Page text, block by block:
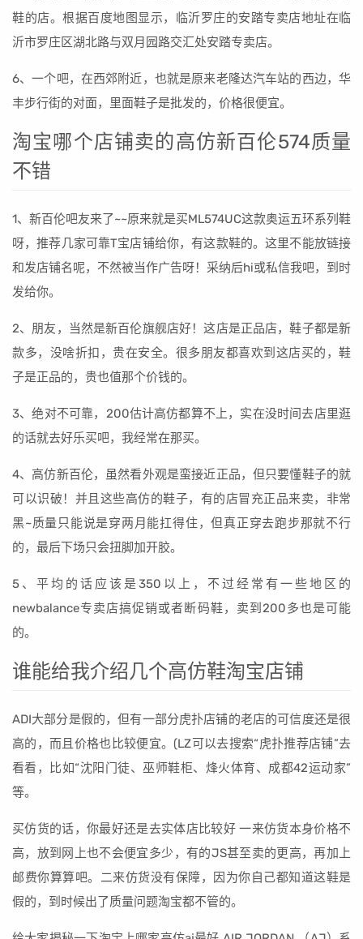
鞋的店。根据百度地图显示，临沂罗庄的安踏专卖店地址在临
沂市罗庄区湖北路与双月园路交汇处安踏专卖店。
6、一个吧，在西郊附近，也就是原来老隆达汽车站的西边，华
丰步行街的对面，里面鞋子是批发的，价格很便宜。
淘宝哪个店铺卖的高仿新百伦574质量
不错
1、新百伦吧友来了~~原来就是买ML574UC这款奥运五环系列鞋
呀，推荐几家可靠T宝店铺给你，有这款鞋的。这里不能放链接
和发店铺名呢，不然被当作广告呀！采纳后hi或私信我吧，到时
发给你。
2、朋友，当然是新百伦旗舰店好！这店是正品店，鞋子都是新
款多，没啥折扣，贵在安全。很多朋友都喜欢到这店买的，鞋
子是正品的，贵也值那个价钱的。
3、绝对不可靠，200估计高仿都算不上，实在没时间去店里逛
的话就去好乐买吧，我经常在那买。
4、高仿新百伦，虽然看外观是蛮接近正品，但只要懂鞋子的就
可以识破！并且这些高仿的鞋子，有的店冒充正品来卖，非常
黑~质量只能说是穿两月能扛得住，但真正穿去跑步那就不行
的，最后下场只会扭脚加开胶。
5、平均的话应该是350以上，不过经常有一些地区的
newbalance专卖店搞促销或者断码鞋，卖到200多也是可能
的。
谁能给我介绍几个高仿鞋淘宝店铺
ADI大部分是假的，但有一部分虎扑店铺的老店的可信度还是很
高的，而且价格也比较便宜。(LZ可以去搜索“虎扑推荐店铺”去
看看，比如“沈阳门徒、巫师鞋柜、烽火体育、成都42运动家”
等。
买仿货的话，你最好还是去实体店比较好 一来仿货本身价格不
高，放到网上也不会便宜多少，有的JS甚至卖的更高，再加上
邮费你算算吧。二来仿货没有保障，因为你自己都知道这鞋是
假的，到时候出了质量问题淘宝都不管的。